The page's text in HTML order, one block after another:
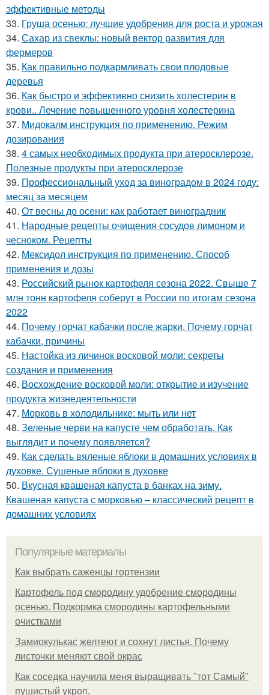
эффективные методы
33. Груша осенью: лучшие удобрения для роста и урожая
34. Сахар из свеклы: новый вектор развития для
фермеров
35. Как правильно подкармливать свои плодовые
деревья
36. Как быстро и эффективно снизить холестерин в
крови.. Лечение повышенного уровня холестерина
37. Мидокалм инструкция по применению. Режим
дозирования
38. 4 самых необходимых продукта при атеросклерозе.
Полезные продукты при атеросклерозе
39. Профессиональный уход за виноградом в 2024 году:
месяц за месяцем
40. От весны до осени: как работает виноградник
41. Народные рецепты очищения сосудов лимоном и
чесноком. Рецепты
42. Мексидол инструкция по применению. Способ
применения и дозы
43. Российский рынок картофеля сезона 2022. Свыше 7
млн тонн картофеля соберут в России по итогам сезона
2022
44. Почему горчат кабачки после жарки. Почему горчат
кабачки, причины
45. Настойка из личинок восковой моли: секреты
создания и применения
46. Восхождение восковой моли: открытие и изучение
продукта жизнедеятельности
47. Морковь в холодильнике: мыть или нет
48. Зеленые черви на капусте чем обработать. Как
выглядит и почему появляется?
49. Как сделать вяленые яблоки в домашних условиях в
духовке. Сушеные яблоки в духовке
50. Вкусная квашеная капуста в банках на зиму.
Квашеная капуста с морковью – классический рецепт в
домашних условиях
Популярные материалы
Как выбрать саженцы гортензии
Картофель под смородину удобрение смородины
осенью. Подкормка смородины картофельными
очистками
Замиокулькас желтеют и сохнут листья. Почему
листочки меняют свой окрас
Как соседка научила меня выращивать "тот Самый"
пушистый укроп.